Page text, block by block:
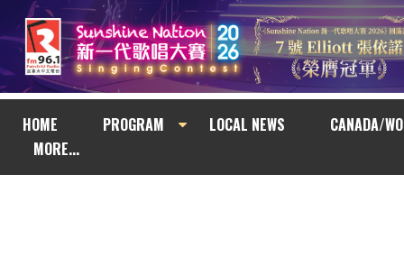
HOME PROGRAM LOCAL NEWS
CANADA/
MORE...